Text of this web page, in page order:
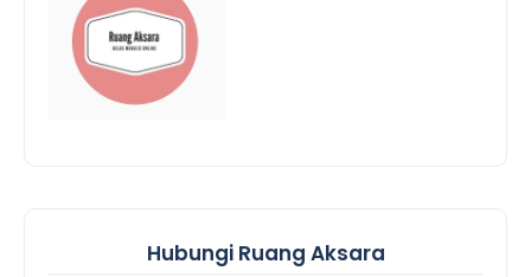
Hubungi Ruang Aksara